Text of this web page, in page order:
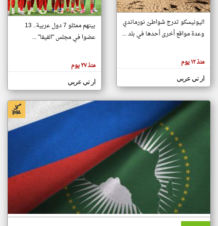
تغيير الدولة
اخبار جزر القمر على مدار الساعة
أهم اخبار جزر القمر العاجلة والمباشرة
هنا عن
وجهة
كاتبيها.
اليونيسكو تدرج شواطئ نورماندي
وعدة مواقع أخرى أحدها في بلد ...
منذ ١٢ يوم
ار تي عربي
بينهم ممثلو 7 دول عربية.. 13
عضوا في مجلس "الفيفا" ...
منذ ٢٧ يوم
ار تي عربي
klyoum.com